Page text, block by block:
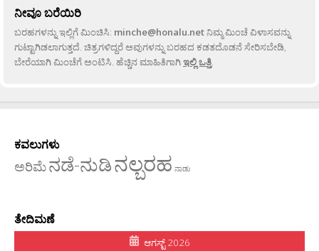
ನೀವೂ ಬರೆಯಿರಿ
ಬರಹಗಳನ್ನು ಇಲ್ಲಿಗೆ ಮಿಂಚಿಸಿ: minche@honalu.netನಿಮ್ಮ ಮಿಂಚೆ ವಿಳಾಸವನ್ನು
ಗುಟ್ಟಾಗಿಡಲಾಗುತ್ತದೆ. ಚಿತ್ರಗಳಿದ್ದರೆ ಅವುಗಳನ್ನು ಬರಹದ ಕಡತದೊಡನೆ ಸೇರಿಸಬೇಡಿ,
ಬೇರೆಯಾಗಿ ಮಿಂಚೆಗೆ ಅಂಟಿಸಿ. ಹೆಚ್ಚಿನ ಮಾಹಿತಿಗಾಗಿಇಲ್ಲಿ ಒತ್ತಿ.
ಕವಲುಗಳು
ಅರಿಮೆನಡೆ-ನುಡಿನಲ್ಬರಹ ನಾಡು
ತೇದಿಮಣೆ
ಆಗಸ್ಟ್ 2026